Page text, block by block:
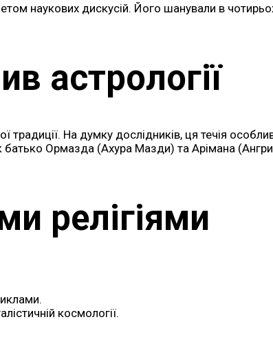
наукових дискусій. Його шанували в
астрології
На думку дослідників, ця течія
батько Ормазда (Ахура Мазди) та Арімана
релігіями
космології.